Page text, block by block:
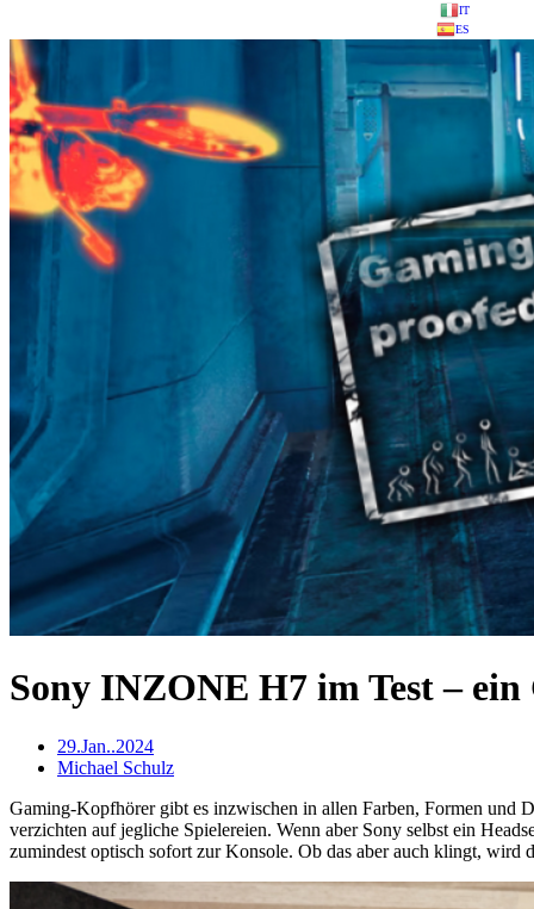
IT
ES
Sony INZONE H7 im Test –
29.Jan..2024
Michael Schulz
Gaming-Kopfhörer gibt es inzwischen in allen Farben, Formen und
verzichten auf jegliche Spielereien. Wenn aber Sony selbst ein
zumindest optisch sofort zur Konsole. Ob das aber auch klingt, wird